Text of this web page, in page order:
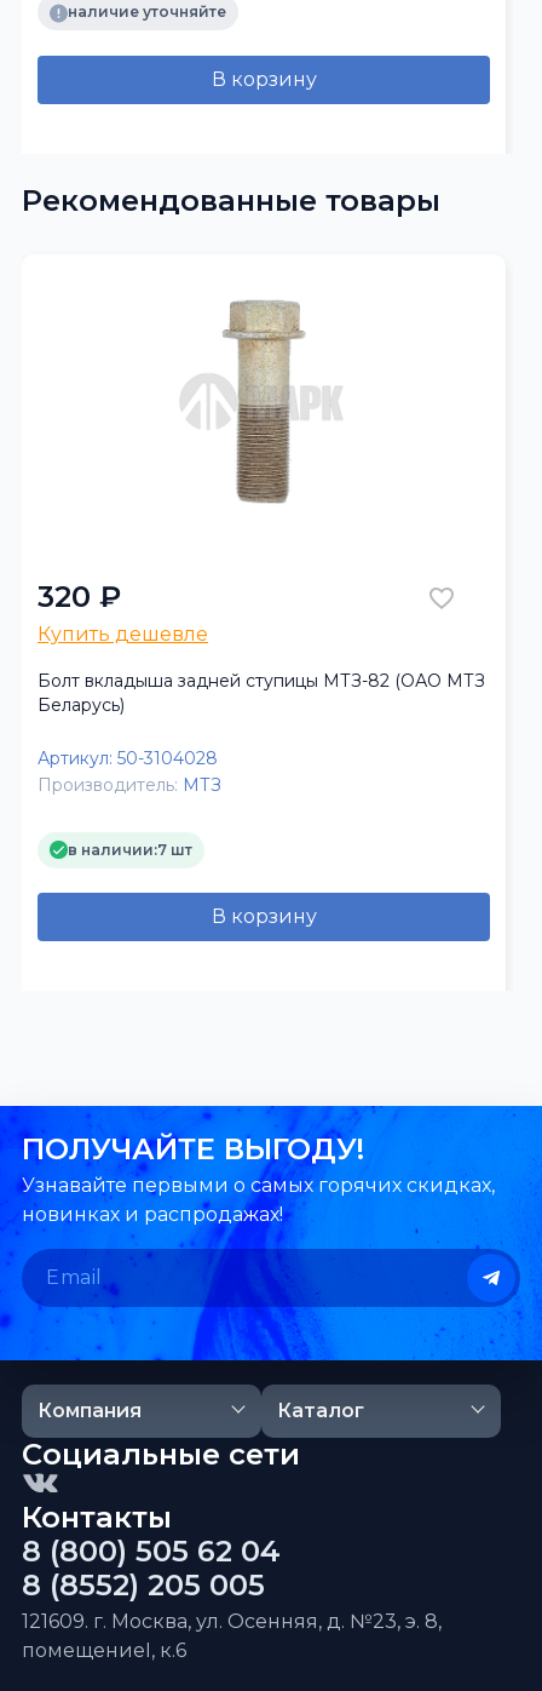
наличие уточняйте
В корзину
Рекомендованные товары
320 ₽
Купить дешевле
Болт вкладыша задней ступицы МТЗ-82 (ОАО МТЗ
Беларусь)
Артикул: 50-3104028
Производитель: МТЗ
в наличии:7 шт
В корзину
ПОЛУЧАЙТЕ ВЫГОДУ!
Узнавайте первыми о самых горячих скидках,
новинках и распродажах!
Компания Каталог
Контакты
8 (800) 505 62 04
8 (8552) 205 005
121609. г. Москва, ул. Осенняя, д. №23, э. 8,
помещениеI, к.6
Социальные сети